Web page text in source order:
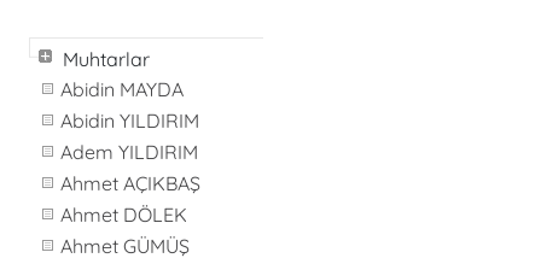
Muhtarlar
Abidin MAYDA
Abidin YILDIRIM
Adem YILDIRIM
Ahmet AÇIKBAŞ
Ahmet DÖLEK
Ahmet GÜMÜŞ